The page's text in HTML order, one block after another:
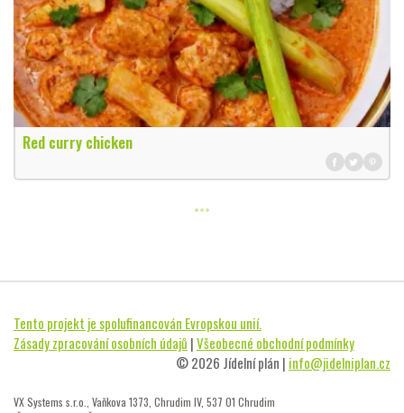
Red curry chicken
Tento projekt je spolufinancován Evropskou unií.
Zásady zpracování osobních údajů |Všeobecné obchodní podmínky
© 2026 Jídelní plán | info@jidelniplan.cz
VX Systems s.r.o., Vaňkova 1373, Chrudim IV, 537 01 Chrudim